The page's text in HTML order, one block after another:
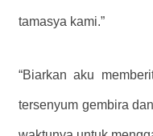
tamasya kami.”
“Biarkan aku
tersenyum gembira